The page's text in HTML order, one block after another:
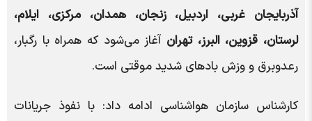
آذربایجان غربی، اردبیل، زنجان، همدان، مرکزی، ایلام،
لرستان، قزوین، البرز، تهران آغاز می‌شود که همراه با رگبار،
رعدوبرق و وزش بادهای شدید موقتی است.
کارشناس سازمان هواشناسی ادامه داد: با نفوذ جریانات